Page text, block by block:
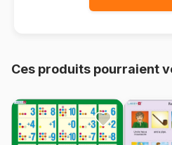
Ces produits pourraient